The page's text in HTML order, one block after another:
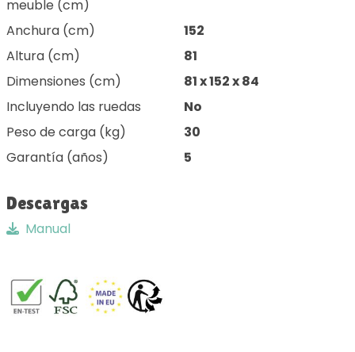
meuble (cm)
Anchura (cm)
152
Altura (cm)
81
Dimensiones (cm)
81 x 152 x 84
Incluyendo las ruedas
No
Peso de carga (kg)
30
Garantía (años)
5
Descargas
Manual